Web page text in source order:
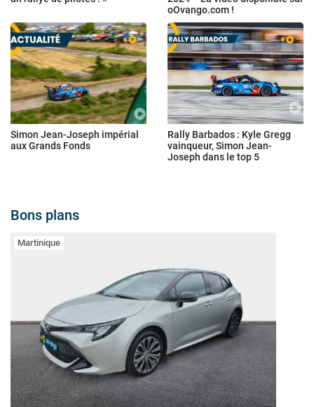
oOvango.com !
Simon Jean-Joseph impérial
aux Grands Fonds
Rally Barbados : Kyle Gregg
vainqueur, Simon Jean-
Joseph dans le top 5
Bons plans
Martinique